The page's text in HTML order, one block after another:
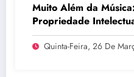
Muito Além da
Propriedade
Legado do BTS
Quinta-Feira, 26 De